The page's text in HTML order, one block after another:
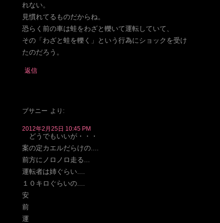
れない。
見慣れてるものだからね。
恐らく前の車は蛙をわざと轢いて運転していて、
その「わざと蛙を轢く」という行為にショックを受け
たのだろう。
返信
ブサニー より:
2012年2月25日 10:45 PM
どうでもいいが・・・
案の定カエルだらけの....
前方にノロノロ走る...
運転者は姉ぐらい....
１０キロぐらいの....
安
前
運